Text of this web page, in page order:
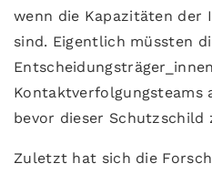
wenn die Kapazitäten der
sind. Eigentlich müssten
Kontaktverfolgungsteams
bevor dieser Schutzschild
Zuletzt hat sich die